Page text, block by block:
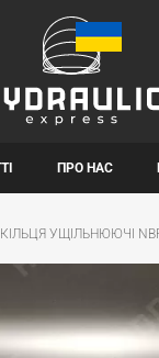
ПРО НАС
КІЛЬЦЯ УЩІЛЬНЮЮЧІ